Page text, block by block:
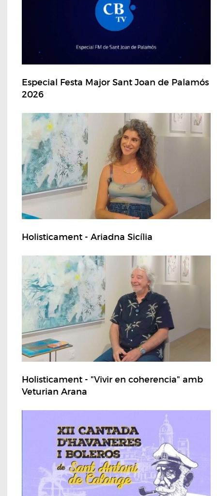
Especial Festa Major Sant Joan de Palamós
2026
Holisticament - Ariadna Sicília
Holisticament - "Vivir en coherencia" amb
Veturian Arana